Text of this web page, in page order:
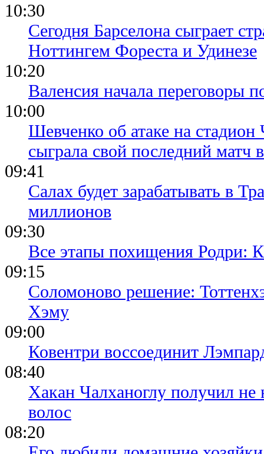
10:30
Сегодня Барселона сыграет
Ноттингем Фореста и Удинезе
10:20
Валенсия начала переговоры
10:00
Шевченко об атаке на
сыграла свой последний матч
09:41
Салах будет зарабатывать в
миллионов
09:30
Все этапы похищения Родри:
09:15
Соломоново решение:
Хэму
09:00
Ковентри воссоединит
08:40
Хакан Чалханоглу получил не
волос
08:20